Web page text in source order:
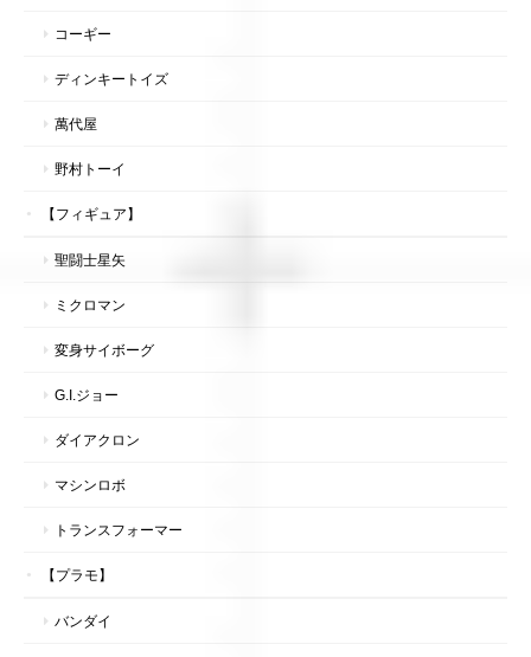
コーギー
ディンキートイズ
萬代屋
野村トーイ
【フィギュア】
聖闘士星矢
ミクロマン
変身サイボーグ
G.I.ジョー
ダイアクロン
マシンロボ
トランスフォーマー
【プラモ】
バンダイ